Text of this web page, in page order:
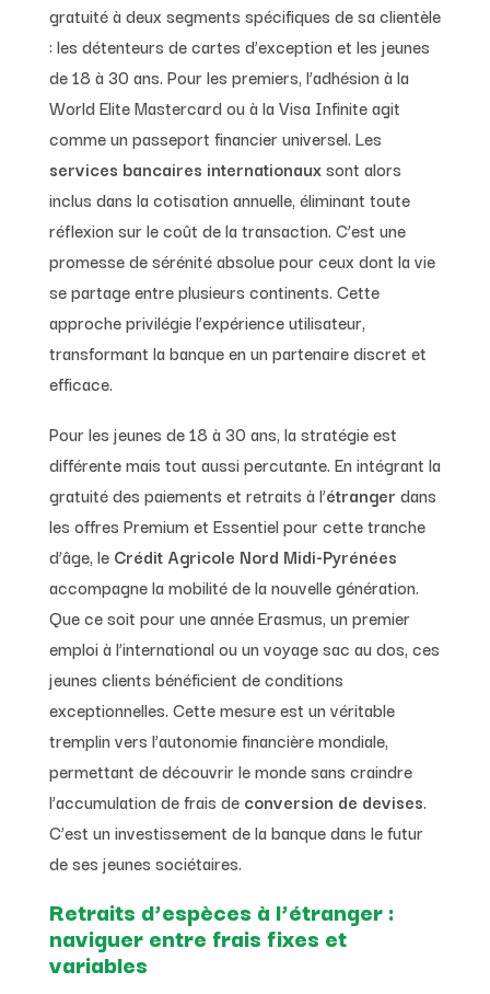
gratuité à deux segments spécifiques de sa clientèle
: les détenteurs de cartes d’exception et les jeunes
de 18 à 30 ans. Pour les premiers, l’adhésion à la
World Elite Mastercard ou à la Visa Infinite agit
comme un passeport financier universel. Les
services bancaires internationauxsont alors
inclus dans la cotisation annuelle, éliminant toute
réflexion sur le coût de la transaction. C’est une
promesse de sérénité absolue pour ceux dont la vie
se partage entre plusieurs continents. Cette
approche privilégie l’expérience utilisateur,
transformant la banque en un partenaire discret et
efficace.
Pour les jeunes de 18 à 30 ans, la stratégie est
différente mais tout aussi percutante. En intégrant la
gratuité des paiements et retraits à l’étranger dans
les offres Premium et Essentiel pour cette tranche
d’âge, le Crédit Agricole Nord Midi-Pyrénées
accompagne la mobilité de la nouvelle génération.
Que ce soit pour une année Erasmus, un premier
emploi à l’international ou un voyage sac au dos, ces
jeunes clients bénéficient de conditions
exceptionnelles. Cette mesure est un véritable
tremplin vers l’autonomie financière mondiale,
permettant de découvrir le monde sans craindre
l’accumulation de frais de conversion de devises.
C’est un investissement de la banque dans le futur
de ses jeunes sociétaires.
Retraits d’espèces à l’étranger :
naviguer entre frais fixes et
variables